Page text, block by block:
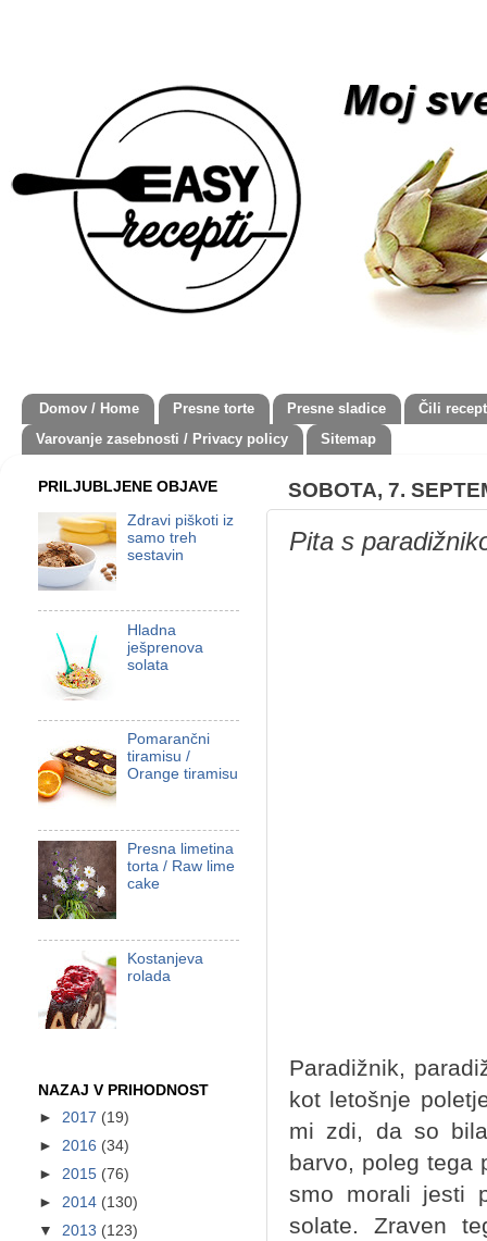
Domov / Home Presne torte Presne sladice
Čili
Varovanje zasebnosti / Privacy policy
Sitemap
SOBOTA, 7.
Pita s
Paradižnik,
kot letošnje
mi zdi, da so
barvo, poleg tega
smo morali jesti
solate. Zraven
PRILJUBLJENE OBJAVE
Zdravi piškoti iz
samo treh
sestavin
Hladna
ješprenova
solata
Pomarančni
tiramisu /
Orange tiramisu
Presna limetina
torta / Raw lime
cake
Kostanjeva
rolada
NAZAJ V PRIHODNOST
► 2017 (19)
► 2016 (34)
► 2015 (76)
► 2014 (130)
▼ 2013 (123)